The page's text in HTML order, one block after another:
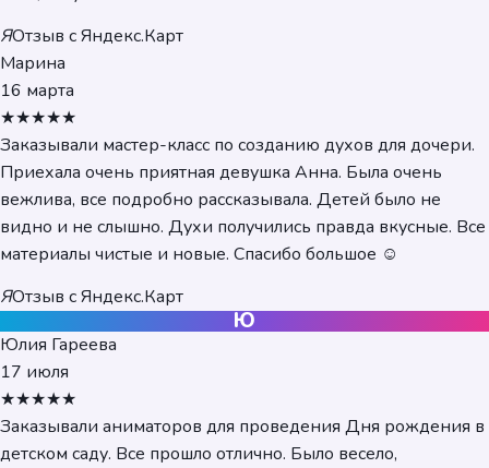
ЯОтзыв с Яндекс.Карт
Марина
16 марта
★★★★★
Заказывали мастер-класс по созданию духов для дочери.
Приехала очень приятная девушка Анна. Была очень
вежлива, все подробно рассказывала. Детей было не
видно и не слышно. Духи получились правда вкусные. Все
материалы чистые и новые. Спасибо большое ☺️
ЯОтзыв с Яндекс.Карт
Ю
Юлия Гареева
17 июля
★★★★★
Заказывали аниматоров для проведения Дня рождения в
детском саду. Все прошло отлично. Было весело,